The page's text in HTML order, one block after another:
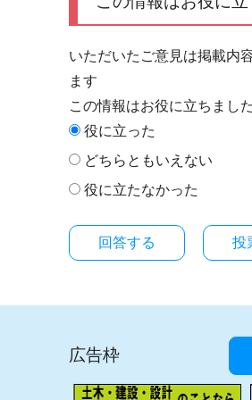
いただいたご意見は掲載内
ます
この情報はお役に立ちまし
役に立った
どちらともいえない
役に立たなかった
投
広告枠